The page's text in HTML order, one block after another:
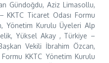
Gündoğdu, Aziz Limasollu,
KKTC Ticaret Odası Formu
Yönetim Kurulu Üyeleri Alp
Yüksel Akay , Türkiye –
Vekili İbrahim Özcan,
KKTC Yönetim Kurulu